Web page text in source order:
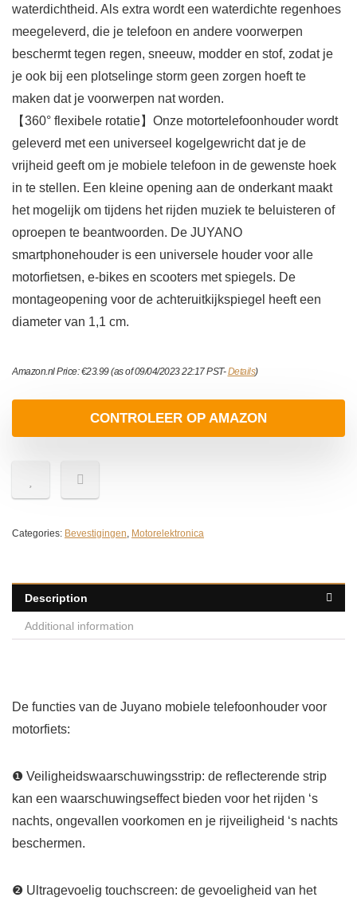
waterdichtheid. Als extra wordt een waterdichte regenhoes
meegeleverd, die je telefoon en andere voorwerpen
beschermt tegen regen, sneeuw, modder en stof, zodat je
je ook bij een plotselinge storm geen zorgen hoeft te
maken dat je voorwerpen nat worden.
【360° flexibele rotatie】Onze motortelefoonhouder wordt
geleverd met een universeel kogelgewricht dat je de
vrijheid geeft om je mobiele telefoon in de gewenste hoek
in te stellen. Een kleine opening aan de onderkant maakt
het mogelijk om tijdens het rijden muziek te beluisteren of
oproepen te beantwoorden. De JUYANO
smartphonehouder is een universele houder voor alle
motorfietsen, e-bikes en scooters met spiegels. De
montageopening voor de achteruitkijkspiegel heeft een
diameter van 1,1 cm.
Amazon.nl Price:€23.99(as of 09/04/2023 22:17 PST-Details)
CONTROLEER OP AMAZON
Categories: Bevestigingen, Motorelektronica
Description
Additional information
De functies van de Juyano mobiele telefoonhouder voor
motorfiets:
❶ Veiligheidswaarschuwingsstrip: de reflecterende strip
kan een waarschuwingseffect bieden voor het rijden ‘s
nachts, ongevallen voorkomen en je rijveiligheid ‘s nachts
beschermen.
❷ Ultragevoelig touchscreen: de gevoeligheid van het